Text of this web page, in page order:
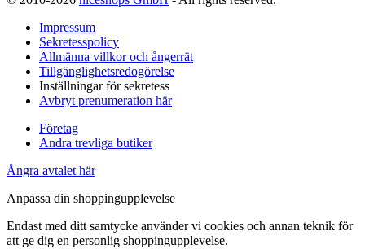
Impressum
Sekretesspolicy
Allmänna villkor och ångerrät
Tillgänglighetsredogörelse
Inställningar för sekretess
Avbryt prenumeration här
Företag
Andra trevliga butiker
Ångra avtalet här
Anpassa din shoppingupplevelse
Endast med ditt samtycke använder vi cookies och annan teknik för
att ge dig en personlig shoppingupplevelse.